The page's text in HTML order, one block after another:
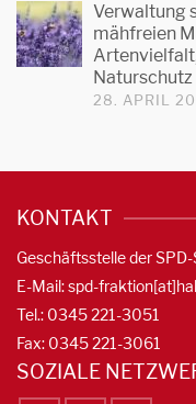
Verwaltung
mähfreien
Naturschutz
28. APRIL
KONTAKT
Geschäftsstelle der
E-Mail: spd-
Tel.: 0345 221-3051
Fax: 0345 221-3061
SOZIALE